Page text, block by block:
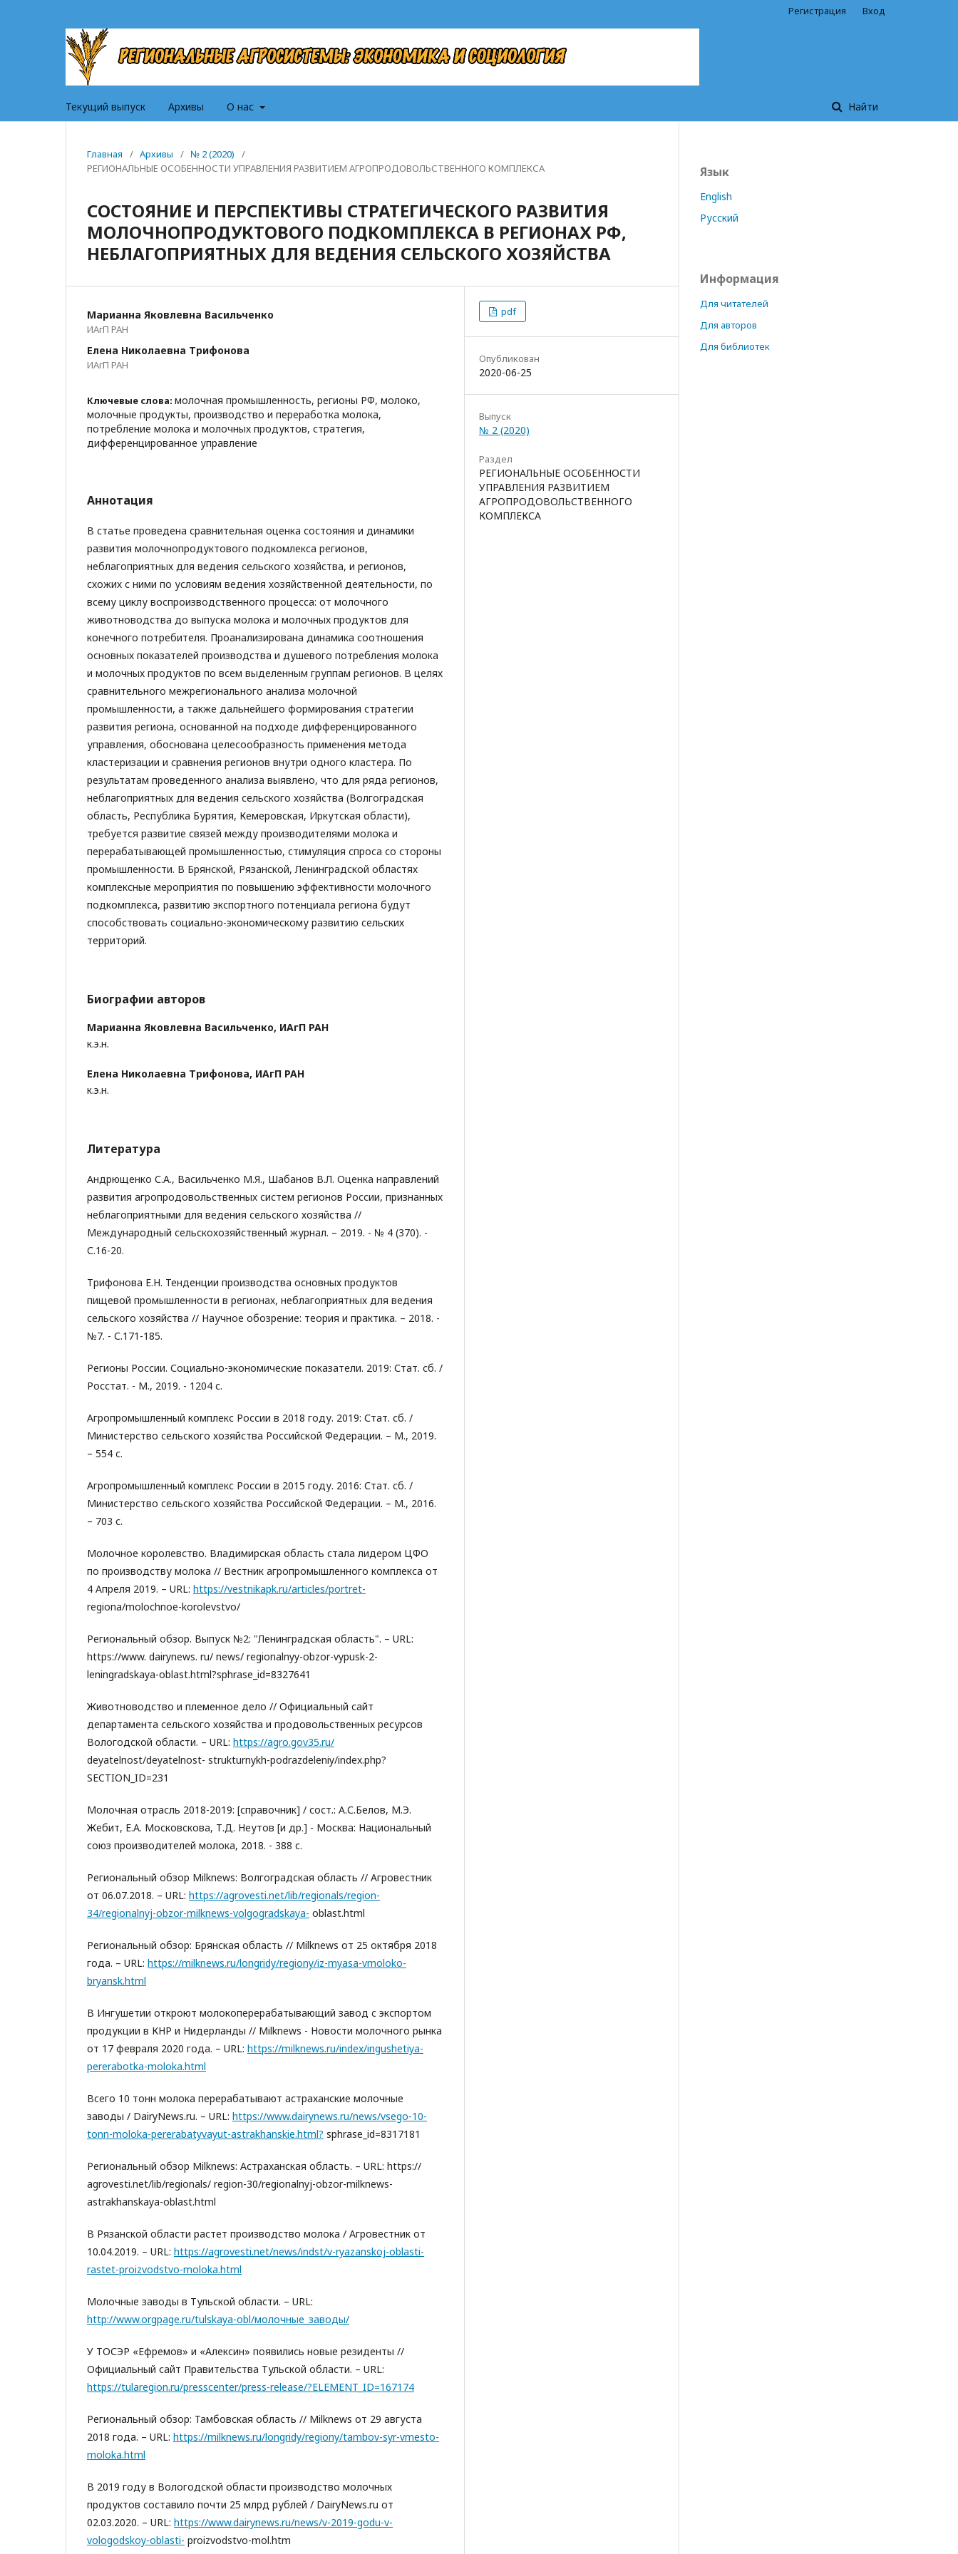
Текущий выпуск Архивы О нас Найти
Регистрация Вход
Главная / Архивы / № 2 (2020)
/
РЕГИОНАЛЬНЫЕ ОСОБЕННОСТИ УПРАВЛЕНИЯ РАЗВИТИЕМ АГРОПРОДОВОЛЬСТВЕННОГО КОМПЛЕКСА
СОСТОЯНИЕ И ПЕРСПЕКТИВЫ СТРАТЕГИЧЕСКОГО РАЗВИТИЯ
МОЛОЧНОПРОДУКТОВОГО ПОДКОМПЛЕКСА В РЕГИОНАХ РФ,
НЕБЛАГОПРИЯТНЫХ ДЛЯ ВЕДЕНИЯ СЕЛЬСКОГО ХОЗЯЙСТВА
Марианна Яковлевна Васильченко
ИАгП РАН
Елена Николаевна Трифонова
ИАгП РАН
Ключевые слова: молочная промышленность, регионы РФ, молоко,
молочные продукты, производство и переработка молока,
потребление молока и молочных продуктов, стратегия,
дифференцированное управление
Аннотация
В статье проведена сравнительная оценка состояния и динамики
развития молочнопродуктового подкомлекса регионов,
неблагоприятных для ведения сельского хозяйства, и регионов,
схожих с ними по условиям ведения хозяйственной деятельности, по
всему циклу воспроизводственного процесса: от молочного
животноводства до выпуска молока и молочных продуктов для
конечного потребителя. Проанализирована динамика соотношения
основных показателей производства и душевого потребления молока
и молочных продуктов по всем выделенным группам регионов. В целях
сравнительного межрегионального анализа молочной
промышленности, а также дальнейшего формирования стратегии
развития региона, основанной на подходе дифференцированного
управления, обоснована целесообразность применения метода
кластеризации и сравнения регионов внутри одного кластера. По
результатам проведенного анализа выявлено, что для ряда регионов,
неблагоприятных для ведения сельского хозяйства (Волгоградская
область, Республика Бурятия, Кемеровская, Иркутская области),
требуется развитие связей между производителями молока и
перерабатывающей промышленностью, стимуляция спроса со стороны
промышленности. В Брянской, Рязанской, Ленинградской областях
комплексные мероприятия по повышению эффективности молочного
подкомплекса, развитию экспортного потенциала региона будут
способствовать социально-экономическому развитию сельских
территорий.
Биографии авторов
Марианна Яковлевна Васильченко, ИАгП РАН
к.э.н.
Елена Николаевна Трифонова, ИАгП РАН
к.э.н.
Литература
Андрющенко С.А., Васильченко М.Я., Шабанов В.Л. Оценка направлений
развития агропродовольственных систем регионов России, признанных
неблагоприятными для ведения сельского хозяйства //
Международный сельскохозяйственный журнал. – 2019. - № 4 (370). -
С.16-20.
Трифонова Е.Н. Тенденции производства основных продуктов
пищевой промышленности в регионах, неблагоприятных для ведения
сельского хозяйства // Научное обозрение: теория и практика. – 2018. -
№7. - С.171-185.
Регионы России. Социально-экономические показатели. 2019: Стат. сб. /
Росстат. - М., 2019. - 1204 с.
Агропромышленный комплекс России в 2018 году. 2019: Стат. сб. /
Министерство сельского хозяйства Российской Федерации. – М., 2019.
– 554 с.
Агропромышленный комплекс России в 2015 году. 2016: Стат. сб. /
Министерство сельского хозяйства Российской Федерации. – М., 2016.
– 703 с.
Молочное королевство. Владимирская область стала лидером ЦФО
по производству молока // Вестник агропромышленного комплекса от
4 Апреля 2019. – URL: https://vestnikapk.ru/articles/portret-
regiona/molochnoe-korolevstvo/
Региональный обзор. Выпуск №2: "Ленинградская область". – URL:
https://www. dairynews. ru/ news/ regionalnyy-obzor-vypusk-2-
leningradskaya-oblast.html?sphrase_id=8327641
Животноводство и племенное дело // Официальный сайт
департамента сельского хозяйства и продовольственных ресурсов
Вологодской области. – URL: https://agro.gov35.ru/
deyatelnost/deyatelnost- strukturnykh-podrazdeleniy/index.php?
SECTION_ID=231
Молочная отрасль 2018-2019: [справочник] / сост.: А.С.Белов, М.Э.
Жебит, Е.А. Московскова, Т.Д. Неутов [и др.] - Москва: Национальный
союз производителей молока, 2018. - 388 с.
Региональный обзор Milknews: Волгоградская область // Агровестник
от 06.07.2018. – URL: https://agrovesti.net/lib/regionals/region-
34/regionalnyj-obzor-milknews-volgogradskaya- oblast.html
Региональный обзор: Брянская область // Milknews от 25 октября 2018
года. – URL: https://milknews.ru/longridy/regiony/iz-myasa-vmoloko-
bryansk.html
В Ингушетии откроют молокоперерабатывающий завод с экспортом
продукции в КНР и Нидерланды // Milknews - Новости молочного рынка
от 17 февраля 2020 года. – URL: https://milknews.ru/index/ingushetiya-
pererabotka-moloka.html
Всего 10 тонн молока перерабатывают астраханские молочные
заводы / DairyNews.ru. – URL: https://www.dairynews.ru/news/vsego-10-
tonn-moloka-pererabatyvayut-astrakhanskie.html? sphrase_id=8317181
Региональный обзор Milknews: Астраханская область. – URL: https://
agrovesti.net/lib/regionals/ region-30/regionalnyj-obzor-milknews-
astrakhanskaya-oblast.html
В Рязанской области растет производство молока / Агровестник от
10.04.2019. – URL: https://agrovesti.net/news/indst/v-ryazanskoj-oblasti-
rastet-proizvodstvo-moloka.html
Молочные заводы в Тульской области. – URL:
http://www.orgpage.ru/tulskaya-obl/молочные_заводы/
У ТОСЭР «Ефремов» и «Алексин» появились новые резиденты //
Официальный сайт Правительства Тульской области. – URL:
https://tularegion.ru/presscenter/press-release/?ELEMENT_ID=167174
Региональный обзор: Тамбовская область // Milknews от 29 августа
2018 года. – URL: https://milknews.ru/longridy/regiony/tambov-syr-vmesto-
moloka.html
В 2019 году в Вологодской области производство молочных
продуктов составило почти 25 млрд рублей / DairyNews.ru от
02.03.2020. – URL: https://www.dairynews.ru/news/v-2019-godu-v-
vologodskoy-oblasti- proizvodstvo-mol.htm
pdf
Опубликован
2020-06-25
Выпуск
№ 2 (2020)
Раздел
РЕГИОНАЛЬНЫЕ ОСОБЕННОСТИ
УПРАВЛЕНИЯ РАЗВИТИЕМ
АГРОПРОДОВОЛЬСТВЕННОГО
КОМПЛЕКСА
Язык
English
Русский
Информация
Для читателей
Для авторов
Для библиотек